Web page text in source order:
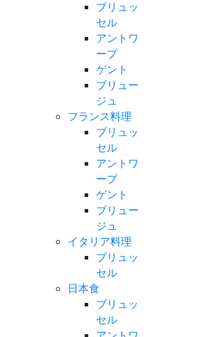
ブリュッ
セル
アントワ
ープ
ゲント
ブリュー
ジュ
フランス料理
ブリュッ
セル
アントワ
ープ
ゲント
ブリュー
ジュ
イタリア料理
ブリュッ
セル
日本食
ブリュッ
セル